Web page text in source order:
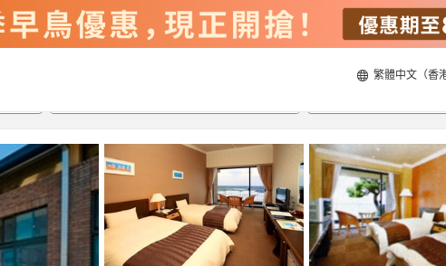
繁體中文（香港